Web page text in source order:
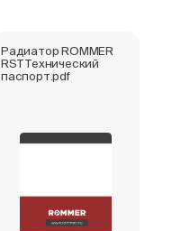
Радиатор ROMMER
RST Технический
паспорт.pdf